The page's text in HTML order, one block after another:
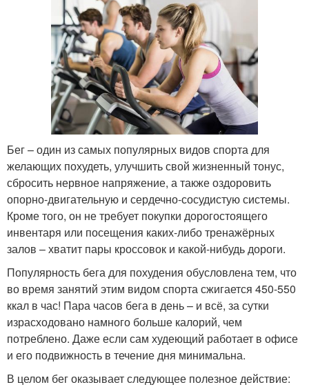
Бег – один из самых популярных видов спорта для
желающих похудеть, улучшить свой жизненный тонус,
сбросить нервное напряжение, а также оздоровить
опорно-двигательную и сердечно-сосудистую системы.
Кроме того, он не требует покупки дорогостоящего
инвентаря или посещения каких-либо тренажёрных
залов – хватит пары кроссовок и какой-нибудь дороги.
Популярность бега для похудения обусловлена тем, что
во время занятий этим видом спорта сжигается 450-550
ккал в час! Пара часов бега в день – и всё, за сутки
израсходовано намного больше калорий, чем
потреблено. Даже если сам худеющий работает в офисе
и его подвижность в течение дня минимальна.
В целом бег оказывает следующее полезное действие: